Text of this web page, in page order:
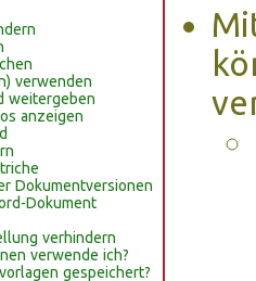
verwenden
weitergeben
anzeigen
Dokumentversionen
Dokument
verhindern
verwende ich?
gespeichert?